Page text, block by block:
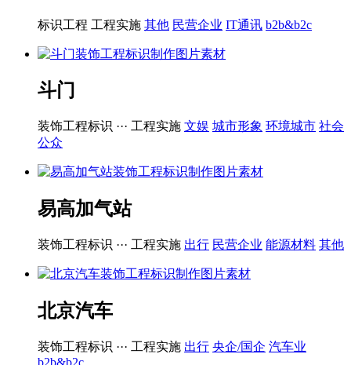
标识工程 工程实施 其他 民营企业 IT通讯 b2b&b2c
斗门
装饰工程标识 ··· 工程实施 文娱 城市形象 环境城市 社会
公众
易高加气站
装饰工程标识 ··· 工程实施 出行 民营企业 能源材料 其他
北京汽车
装饰工程标识 ··· 工程实施 出行 央企/国企 汽车业
b2b&b2c